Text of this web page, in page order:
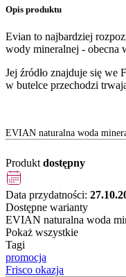
Opis produktu
Evian to najbardziej
wody mineralnej - obecna
Jej źródło znajduje się we
w butelce przechodzi
EVIAN naturalna woda
Produkt dostępny
Data przydatności:
Dostępne warianty
EVIAN naturalna woda
Pokaż wszystkie
Tagi
promocja
Frisco okazja